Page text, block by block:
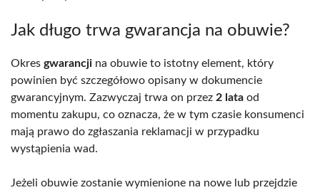
Jak długo trwa gwarancja na obuwie?
Okres gwarancji na obuwie to istotny element, który
powinien być szczegółowo opisany w dokumencie
gwarancyjnym. Zazwyczaj trwa on przez 2 lata od
momentu zakupu, co oznacza, że w tym czasie konsumenci
mają prawo do zgłaszania reklamacji w przypadku
wystąpienia wad.
Jeżeli obuwie zostanie wymienione na nowe lub przejdzie